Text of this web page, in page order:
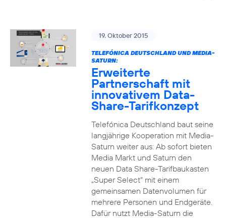
19. Oktober 2015
TELEFÓNICA DEUTSCHLAND UND MEDIA-
SATURN:
Erweiterte
Partnerschaft mit
innovativem Data-
Share-Tarifkonzept
Telefónica Deutschland baut seine
langjährige Kooperation mit Media-
Saturn weiter aus: Ab sofort bieten
Media Markt und Saturn den
neuen Data Share-Tarifbaukasten
„Super Select“ mit einem
gemeinsamen Datenvolumen für
mehrere Personen und Endgeräte.
Dafür nutzt Media-Saturn die